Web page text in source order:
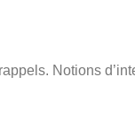
Notions